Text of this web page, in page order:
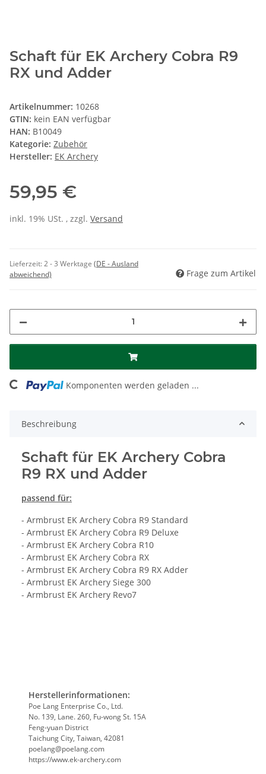
Schaft für EK Archery Cobra R9
RX und Adder
Artikelnummer: 10268
GTIN: kein EAN verfügbar
HAN: B10049
Kategorie: Zubehör
Hersteller: EK Archery
59,95 €
inkl. 19% USt. , zzgl. Versand
Lieferzeit:2 - 3 Werktage (DE - Ausland
abweichend)
Frage zum Artikel
Komponenten werden geladen ...
Beschreibung
Schaft für EK Archery Cobra
R9 RX und Adder
passend für:
- Armbrust EK Archery Cobra R9 Standard
- Armbrust EK Archery Cobra R9 Deluxe
- Armbrust EK Archery Cobra R10
- Armbrust EK Archery Cobra RX
- Armbrust EK Archery Cobra R9 RX Adder
- Armbrust EK Archery Siege 300
- Armbrust EK Archery Revo7
Herstellerinformationen:
Poe Lang Enterprise Co., Ltd.
No. 139, Lane. 260, Fu-wong St. 15A
Feng-yuan District
Taichung City, Taiwan, 42081
poelang@poelang.com
https://www.ek-archery.com